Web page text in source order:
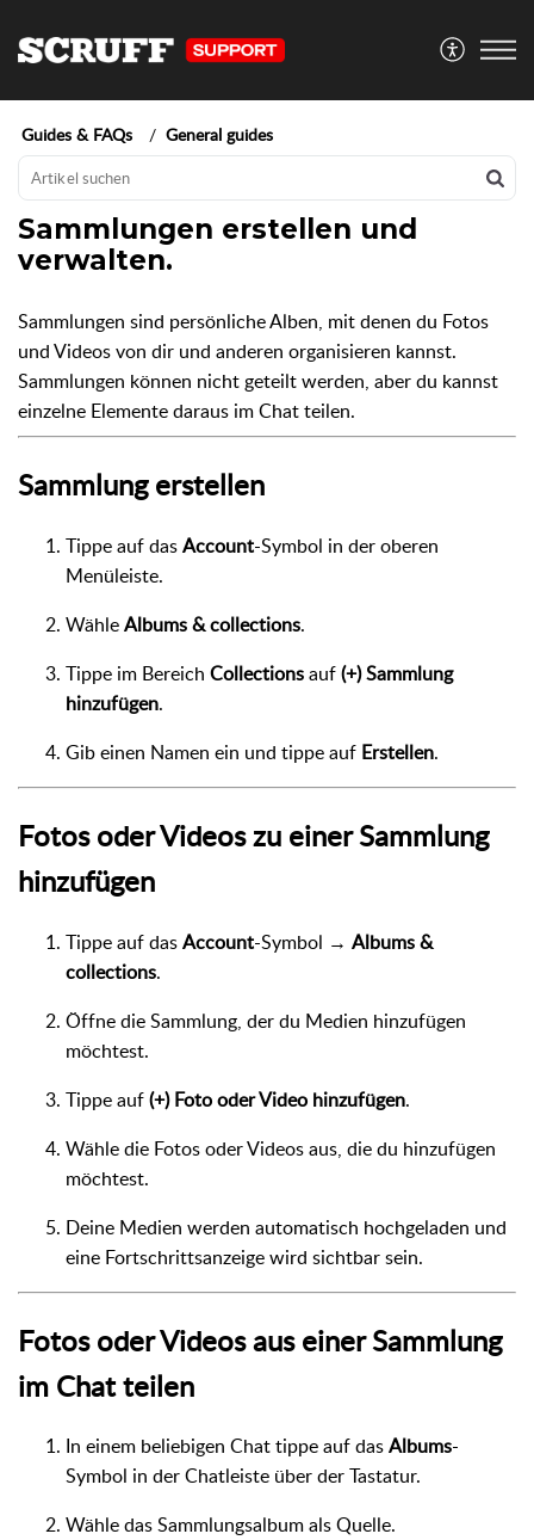
Guides & FAQs General guides
Sammlungen erstellen und
verwalten.
Sammlungen sind persönliche Alben, mit denen du Fotos
und Videos von dir und anderen organisieren kannst.
Sammlungen können nicht geteilt werden, aber du kannst
einzelne Elemente daraus im Chat teilen.
Sammlung erstellen
Tippe auf dasAccount-Symbol in der oberen
Menüleiste.
WähleAlbums & collections.
Tippe im Bereich Collectionsauf(+) Sammlung
hinzufügen.
Gib einen Namen ein und tippe auf Erstellen.
Fotos oder Videos zu einer Sammlung
hinzufügen
Tippe auf dasAccount-Symbol → Albums &
collections.
Öffne die Sammlung, der du Medien hinzufügen
möchtest.
Tippe auf(+) Foto oder Video hinzufügen.
Wähle die Fotos oder Videos aus, die du hinzufügen
möchtest.
Deine Medien werden automatisch hochgeladen und
eine Fortschrittsanzeige wird sichtbar sein.
Fotos oder Videos aus einer Sammlung
im Chat teilen
In einem beliebigen Chat tippe auf dasAlbums-
Symbol in der Chatleiste über der Tastatur.
Wähle das Sammlungsalbum als Quelle.